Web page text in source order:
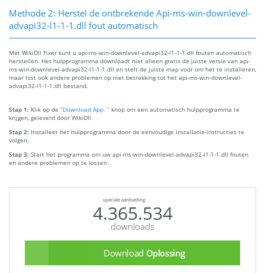
Methode 2: Herstel de ontbrekende Api-ms-win-downlevel-
advapi32-l1-1-1.dll fout automatisch
Met WikiDll Fixer kunt u api-ms-win-downlevel-advapi32-l1-1-1.dll fouten automatisch
herstellen. Het hulpprogramma downloadt niet alleen gratis de juiste versie van api-
ms-win-downlevel-advapi32-l1-1-1.dll en stelt de juiste map voor om het te installeren,
maar lost ook andere problemen op met betrekking tot het api-ms-win-downlevel-
advapi32-l1-1-1.dll bestand.
Stap 1: Klik op de “Download App. ” knop om een automatisch hulpprogramma te
krijgen, geleverd door WikiDll.
Stap 2: Installeer het hulpprogramma door de eenvoudige installatie-instructies te
volgen.
Stap 3: Start het programma om uw api-ms-win-downlevel-advapi32-l1-1-1.dll fouten
en andere problemen op te lossen.
speciale aanbieding
4.365.534
downloads
Download Oplossing